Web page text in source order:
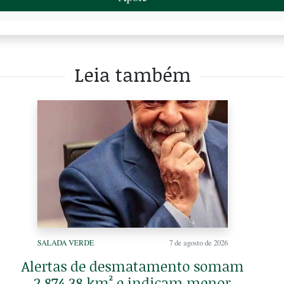
Leia também
SALADA VERDE 7 de agosto de 2026
Alertas de desmatamento somam